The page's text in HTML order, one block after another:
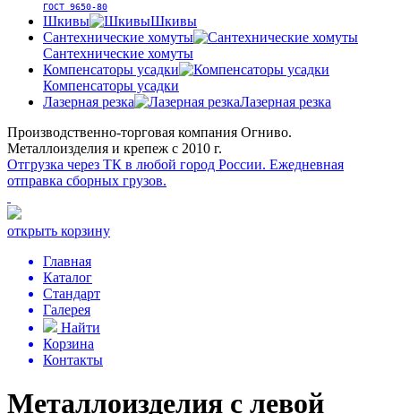
ГОСТ 9650-80
Шкивы
Шкивы
Сантехнические хомуты
Сантехнические хомуты
Компенсаторы усадки
Компенсаторы усадки
Лазерная резка
Лазерная резка
Производственно-торговая компания Огниво.
Металлоизделия и крепеж с 2010 г.
Отгрузка через ТК в любой город России. Ежедневная
отправка сборных грузов.
открыть корзину
Главная
Каталог
Стандарт
Галерея
Найти
Корзина
Контакты
Металлоизделия с левой